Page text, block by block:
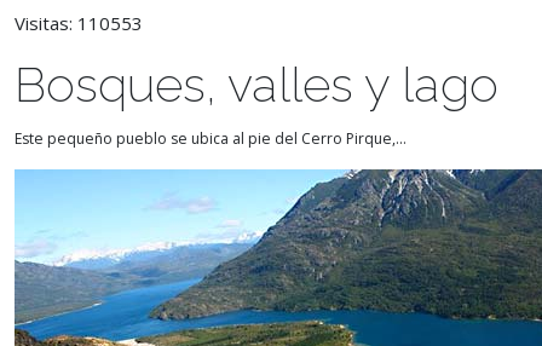
Visitas: 110553
Bosques, valles y lago
Este pequeño pueblo se ubica al pie del Cerro Pirque,...